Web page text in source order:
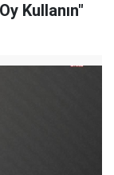
Kullanın"